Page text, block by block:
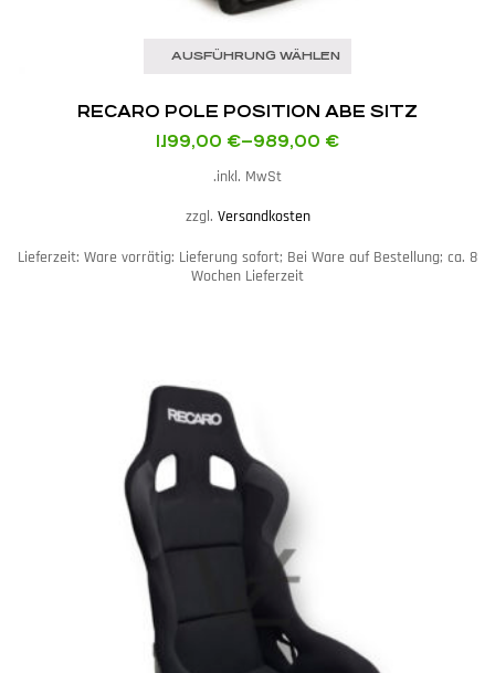
AUSFÜHRUNG WÄHLEN
RECARO POLE POSITION ABE SITZ
989,00 €
–
1.199,00 €
inkl. MwSt.
zzgl. Versandkosten
Lieferzeit: Ware vorrätig: Lieferung sofort; Bei Ware auf Bestellung; ca. 8
Wochen Lieferzeit